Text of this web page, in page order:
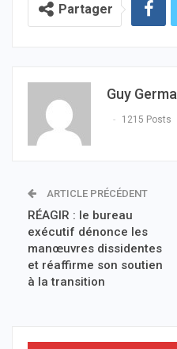
Partager
Guy
1215 Posts
ARTICLE PRÉCÉDENT
RÉAGIR : le bureau
exécutif dénonce les
manœuvres dissidentes
et réaffirme son soutien
à la transition